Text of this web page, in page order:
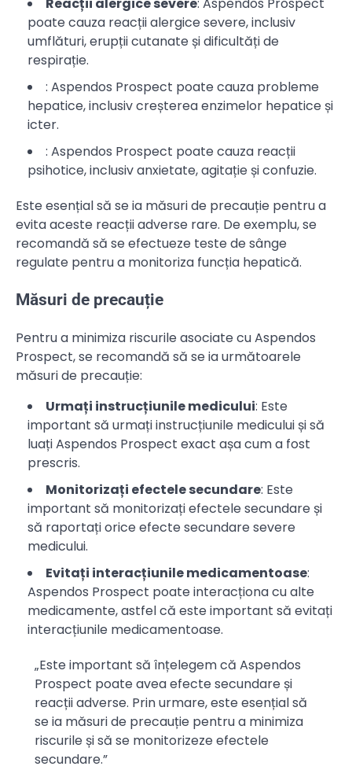
poate cauza reacții alergice severe, inclusiv
umflături, erupții cutanate și dificultăți de
respirație.
: Aspendos Prospect poate cauza probleme
hepatice, inclusiv creșterea enzimelor hepatice și
icter.
: Aspendos Prospect poate cauza reacții
psihotice, inclusiv anxietate, agitație și confuzie.
Este esențial să se ia măsuri de precauție pentru a
evita aceste reacții adverse rare. De exemplu, se
recomandă să se efectueze teste de sânge
regulate pentru a monitoriza funcția hepatică.
Măsuri de precauție
Pentru a minimiza riscurile asociate cu Aspendos
Prospect, se recomandă să se ia următoarele
măsuri de precauție:
Urmați instrucțiunile medicului: Este
important să urmați instrucțiunile medicului și să
luați Aspendos Prospect exact așa cum a fost
prescris.
Monitorizați efectele secundare: Este
important să monitorizați efectele secundare și
să raportați orice efecte secundare severe
medicului.
Evitați interacțiunile medicamentoase:
Aspendos Prospect poate interacționa cu alte
medicamente, astfel că este important să evitați
interacțiunile medicamentoase.
„Este important să înțelegem că Aspendos
Prospect poate avea efecte secundare și
reacții adverse. Prin urmare, este esențial să
se ia măsuri de precauție pentru a minimiza
riscurile și să se monitorizeze efectele
secundare.”